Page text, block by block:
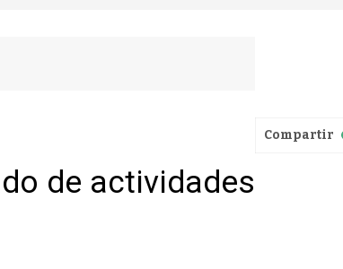
Compartir
de actividades